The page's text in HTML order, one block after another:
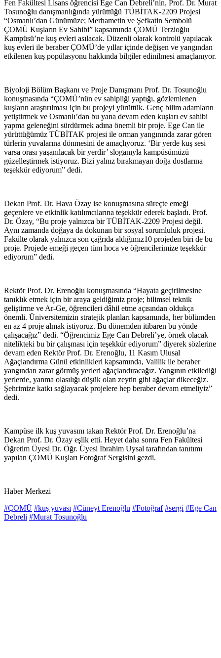
Fen Fakültesi Lisans öğrencisi Ege Can Debreli’nin, Prof. Dr. Murat
Tosunoğlu danışmanlığında yürüttüğü TÜBİTAK-2209 Projesi
“Osmanlı’dan Günümüze; Merhametin ve Şefkatin Sembolü
ÇOMÜ Kuşların Ev Sahibi” kapsamında ÇOMÜ Terzioğlu
Kampüsü’ne kuş evleri asılacak. Düzenli olarak kontrolü yapılacak
kuş evleri ile beraber ÇOMÜ’de yıllar içinde değişen ve yangından
etkilenen kuş popülasyonu hakkında bilgiler edinilmesi amaçlanıyor.
Biyoloji Bölüm Başkanı ve Proje Danışmanı Prof. Dr. Tosunoğlu
konuşmasında “ÇOMÜ’nün ev sahipliği yaptığı, gözlemlenen
kuşların araştırılması için bu projeyi yürüttük. Genç bilim adamların
yetiştirmek ve Osmanlı’dan bu yana devam eden kuşları ev sahibi
yapma geleneğini sürdürmek adına önemli bir proje. Ege Can ile
yürüttüğümüz TÜBİTAK projesi ile orman yangınında zarar gören
türlerin yuvalarına dönmesini de amaçlıyoruz. ‘Bir yerde kuş sesi
varsa orası yaşanılacak bir yerdir’ sloganıyla kampüsümüzü
güzelleştirmek istiyoruz. Bizi yalnız bırakmayan doğa dostlarına
teşekkür ediyorum” dedi.
Dekan Prof. Dr. Hava Özay ise konuşmasına süreçte emeği
geçenlere ve etkinlik katılımcılarına teşekkür ederek başladı. Prof.
Dr. Özay, “Bu proje yalnızca bir TÜBİTAK-2209 Projesi değil.
Aynı zamanda doğaya da dokunan bir sosyal sorumluluk projesi.
Fakülte olarak yalnızca son çağrıda aldığımız10 projeden biri de bu
proje. Projede emeği geçen tüm hoca ve öğrencilerimize teşekkür
ediyorum” dedi.
Rektör Prof. Dr. Erenoğlu konuşmasında “Hayata geçirilmesine
tanıklık etmek için bir araya geldiğimiz proje; bilimsel teknik
geliştirme ve Ar-Ge, öğrencileri dâhil etme açısından oldukça
önemli. Üniversitemizin stratejik planları kapsamında, her bölümden
en az 4 proje almak istiyoruz. Bu dönemden itibaren bu yönde
çalışacağız” dedi. “Öğrencimiz Ege Can Debreli’ye, örnek olacak
nitelikteki bu bir çalışması için teşekkür ediyorum” diyerek sözlerine
devam eden Rektör Prof. Dr. Erenoğlu, 11 Kasım Ulusal
Ağaçlandırma Günü etkinlikleri kapsamında, Valilik ile beraber
yangından zarar görmüş yerleri ağaçlandıracağız. Yangının etkilediği
yerlerde, yanma olasılığı düşük olan zeytin gibi ağaçlar dikeceğiz.
Şehrimize katkı sağlayacak projelere hep beraber devam etmeliyiz”
dedi.
Kampüse ilk kuş yuvasını takan Rektör Prof. Dr. Erenoğlu’na
Dekan Prof. Dr. Özay eşlik etti. Heyet daha sonra Fen Fakültesi
Öğretim Üyesi Dr. Öğr. Üyesi İbrahim Uysal tarafından tanıtımı
yapılan ÇOMÜ Kuşları Fotoğraf Sergisini gezdi.
Haber Merkezi
#ÇOMÜ #kuş yuvası #Cüneyt Erenoğlu #Fotoğraf #sergi #Ege Can
Debreli #Murat Tosunoğlu